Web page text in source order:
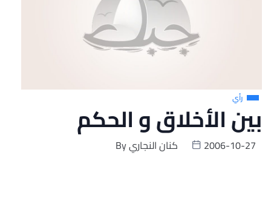
رأي
بين الأخلاق و الحكم
Byكنان النجاري 2006-10-27